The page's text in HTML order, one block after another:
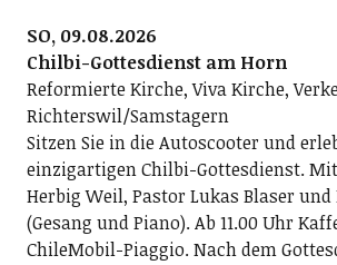
SO, 09.08.2026
Chilbi-Gottesdienst am Horn
Reformierte Kirche, Viva Kirche,
Richterswil/Samstagern
Sitzen Sie in die Autoscooter und
einzigartigen Chilbi-Gottesdienst.
Herbig Weil, Pastor Lukas Blaser und
(Gesang und Piano). Ab 11.00 Uhr
ChileMobil-Piaggio. Nach dem